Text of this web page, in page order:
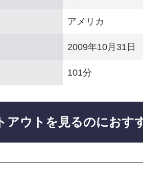
アメリカ
2009年10月31日
101分
アウトを見るのにおす